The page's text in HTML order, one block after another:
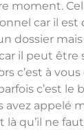
moment.
car il est
dossier mais
il peut être
c’est à
c’est le
appelé
là qu’il ne